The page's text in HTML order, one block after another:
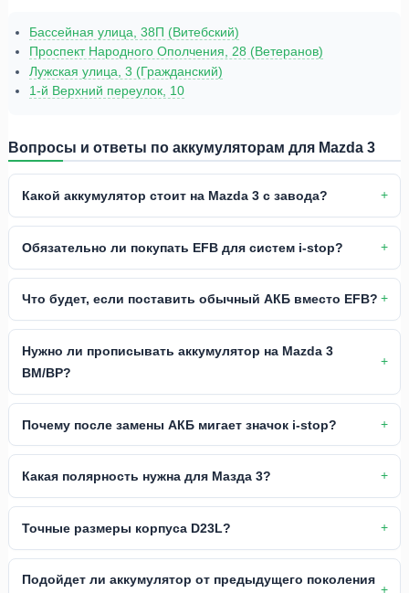
Бассейная улица, 38П (Витебский)
Проспект Народного Ополчения, 28 (Ветеранов)
Лужская улица, 3 (Гражданский)
1-й Верхний переулок, 10
Вопросы и ответы по аккумуляторам для Mazda 3
Какой аккумулятор стоит на Mazda 3 с завода?
Обязательно ли покупать EFB для систем i-stop?
Что будет, если поставить обычный АКБ вместо EFB?
Нужно ли прописывать аккумулятор на Mazda 3
BM/BP?
Почему после замены АКБ мигает значок i-stop?
Какая полярность нужна для Мазда 3?
Точные размеры корпуса D23L?
Подойдет ли аккумулятор от предыдущего поколения